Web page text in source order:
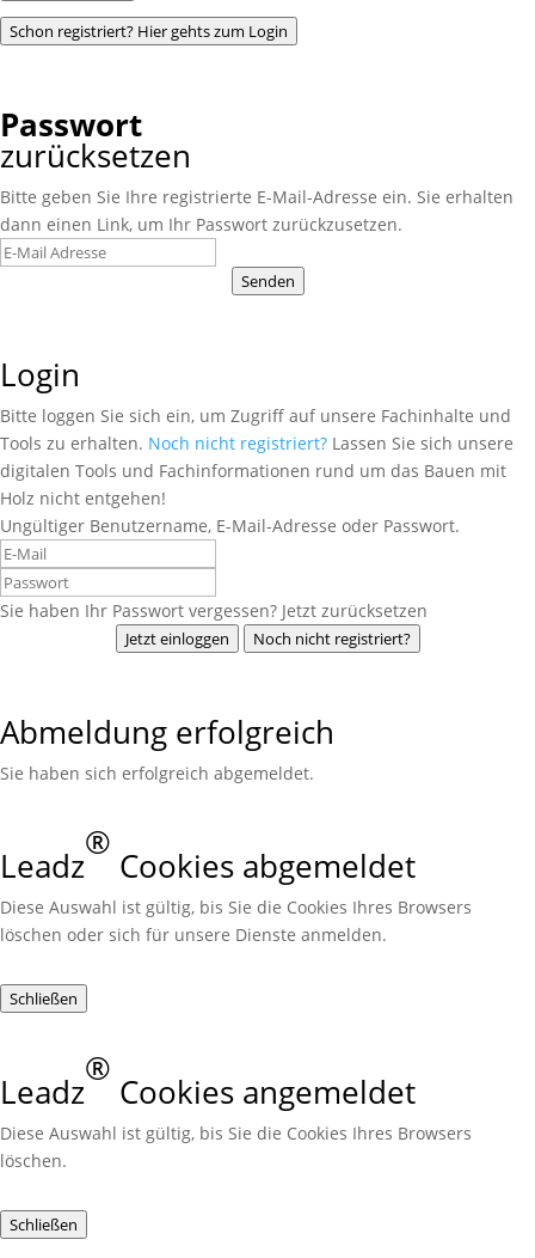
Schon registriert? Hier gehts zum Login
Passwort
zurücksetzen
Bitte geben Sie Ihre registrierte E-Mail-Adresse ein. Sie erhalten
dann einen Link, um Ihr Passwort zurückzusetzen.
Senden
Login
Bitte loggen Sie sich ein, um Zugriff auf unsere Fachinhalte und
Tools zu erhalten. Noch nicht registriert? Lassen Sie sich unsere
digitalen Tools und Fachinformationen rund um das Bauen mit
Holz nicht entgehen!
Ungültiger Benutzername, E-Mail-Adresse oder Passwort.
Sie haben Ihr Passwort vergessen? Jetzt zurücksetzen
Jetzt einloggen Noch nicht registriert?
Abmeldung erfolgreich
Sie haben sich erfolgreich abgemeldet.
Leadz
®
Cookies abgemeldet
Diese Auswahl ist gültig, bis Sie die Cookies Ihres Browsers
löschen oder sich für unsere Dienste anmelden.
Schließen
Leadz
®
Cookies angemeldet
Diese Auswahl ist gültig, bis Sie die Cookies Ihres Browsers
löschen.
Schließen